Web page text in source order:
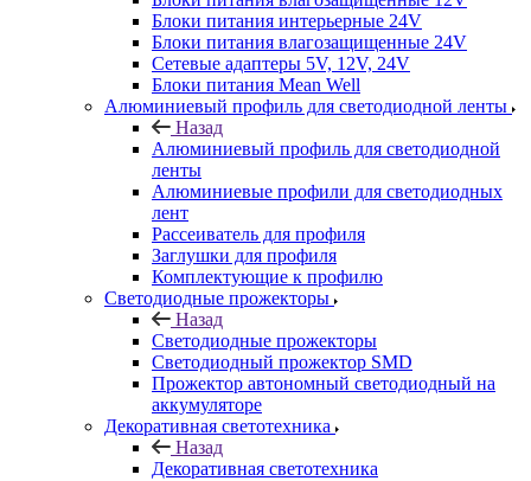
Блоки питания интерьерные 24V
Блоки питания влагозащищенные 24V
Сетевые адаптеры 5V, 12V, 24V
Блоки питания Mean Well
Алюминиевый профиль для светодиодной ленты
Назад
Алюминиевый профиль для светодиодной
ленты
Алюминиевые профили для светодиодных
лент
Рассеиватель для профиля
Заглушки для профиля
Комплектующие к профилю
Светодиодные прожекторы
Назад
Светодиодные прожекторы
Светодиодный прожектор SMD
Прожектор автономный светодиодный на
аккумуляторе
Декоративная светотехника
Назад
Декоративная светотехника